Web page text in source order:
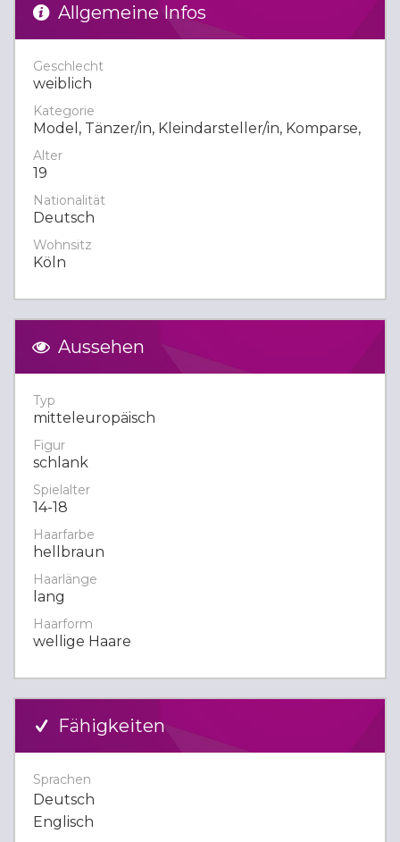
Allgemeine Infos
Geschlecht
weiblich
Kategorie
Model, Tänzer/in, Kleindarsteller/in, Komparse,
Alter
19
Nationalität
Deutsch
Wohnsitz
Köln
Aussehen
Typ
mitteleuropäisch
Figur
schlank
Spielalter
14-18
Haarfarbe
hellbraun
Haarlänge
lang
Haarform
wellige Haare
Fähigkeiten
Sprachen
Deutsch
Englisch